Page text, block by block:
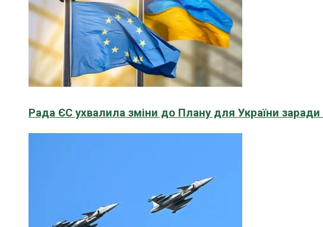
Рада ЄС ухвалила зміни до Плану для України